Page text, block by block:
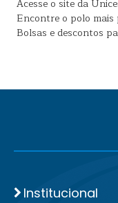
Acesse o site da
Encontre o polo mais
Bolsas e descontos
Institucional